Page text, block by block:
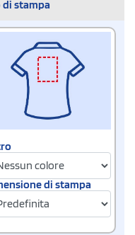
stampa
di stampa